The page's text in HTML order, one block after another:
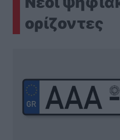
ορίζοντες